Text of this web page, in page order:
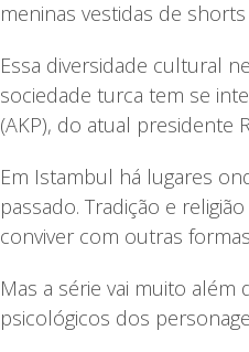
meninas vestidas de
Essa diversidade cultural
sociedade turca tem se
(AKP), do atual presidente
Em Istambul há lugares
passado. Tradição e
conviver com outras
Mas a série vai muito
psicológicos dos